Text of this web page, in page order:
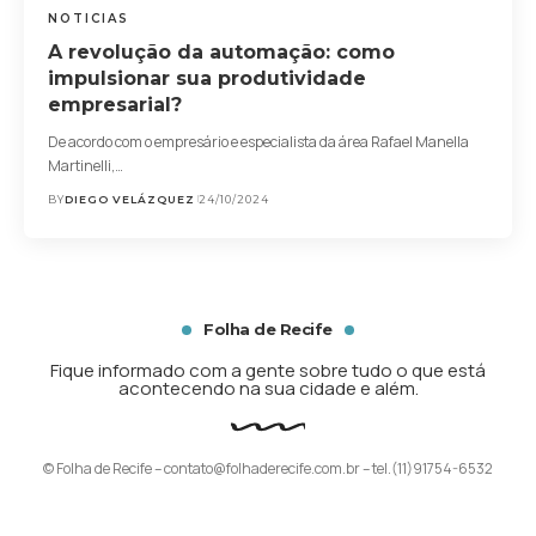
NOTICIAS
A revolução da automação: como
impulsionar sua produtividade
empresarial?
De acordo com o empresário e especialista da área Rafael Manella
Martinelli,…
BYDIEGO VELÁZQUEZ 24/10/2024
Folha de Recife
Fique informado com a gente sobre tudo o que está
acontecendo na sua cidade e além.
© Folha de Recife –contato@folhaderecife.com.br– tel.(11)91754-6532